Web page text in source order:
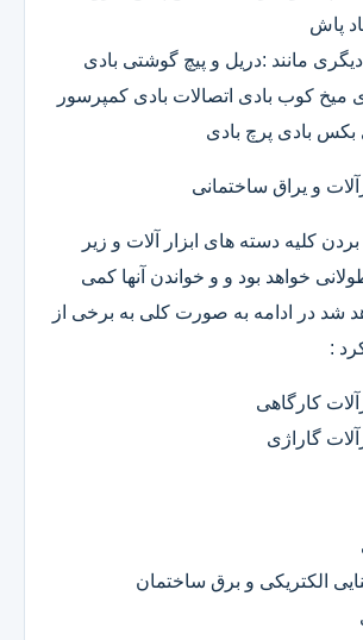
پاش
دیگری مانند :دریل و پیچ گوشتی بادی
میخ کوب بادی اتصالات بادی کمپرسور
بکس بادی پرچ بادی
و یراق ساختمانی
بردن کلیه دسته های ابزار آلات و زیر
خواهد بود و و خواندن آنها کمی
شد در ادامه به صورت کلی به برخی از
:
کارگاهی
گاراژی
الکتریکی و برق ساختمان